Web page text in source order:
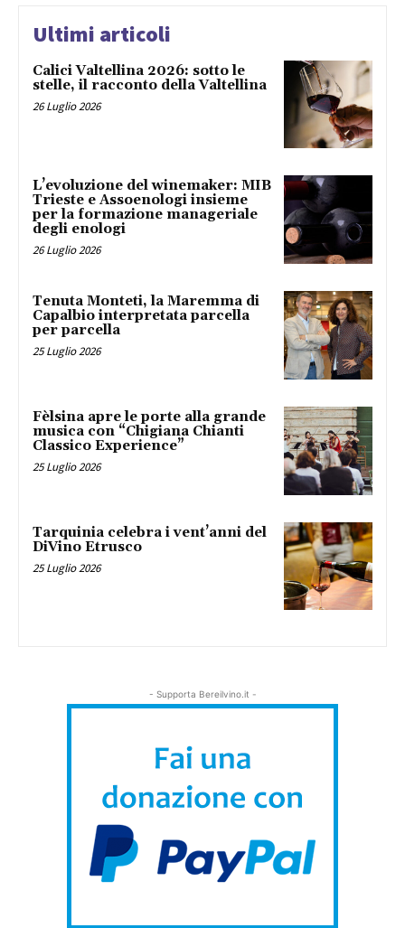
Ultimi articoli
Calici Valtellina 2026: sotto le
stelle, il racconto della Valtellina
26 Luglio 2026
L’evoluzione del winemaker: MIB
Trieste e Assoenologi insieme
per la formazione manageriale
degli enologi
26 Luglio 2026
Tenuta Monteti, la Maremma di
Capalbio interpretata parcella
per parcella
25 Luglio 2026
Fèlsina apre le porte alla grande
musica con “Chigiana Chianti
Classico Experience”
25 Luglio 2026
Tarquinia celebra i vent’anni del
DiVino Etrusco
25 Luglio 2026
- Supporta Bereilvino.it -